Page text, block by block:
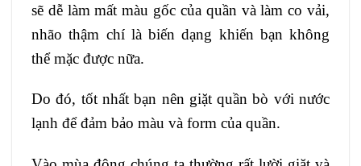
sẽ dễ làm mất màu gốc của quần và làm co vải,
nhão thậm chí là biến dạng khiến bạn không
thể mặc được nữa.
Do đó, tốt nhất bạn nên giặt quần bò với nước
lạnh để đảm bảo màu và form của quần.